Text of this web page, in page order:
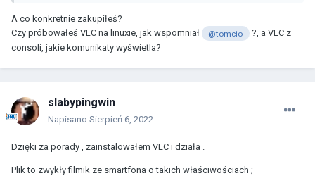
A co konkretnie zakupiłeś?
Czy próbowałeś VLC na linuxie, jak wspomniał
@tomcio
?, a VLC z
consoli, jakie komunikaty wyświetla?
slabypingwin
Napisano Sierpień 6, 2022
Dzięki za porady , zainstalowałem VLC i działa .
Plik to zwykły filmik ze smartfona o takich właściwościach ;